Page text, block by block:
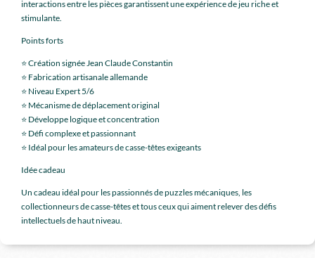
interactions entre les pièces garantissent une expérience de jeu riche et
stimulante.
Points forts
⭐ Création signée Jean Claude Constantin
⭐ Fabrication artisanale allemande
⭐ Niveau Expert 5/6
⭐ Mécanisme de déplacement original
⭐ Développe logique et concentration
⭐ Défi complexe et passionnant
⭐ Idéal pour les amateurs de casse-têtes exigeants
Idée cadeau
Un cadeau idéal pour les passionnés de puzzles mécaniques, les
collectionneurs de casse-têtes et tous ceux qui aiment relever des défis
intellectuels de haut niveau.